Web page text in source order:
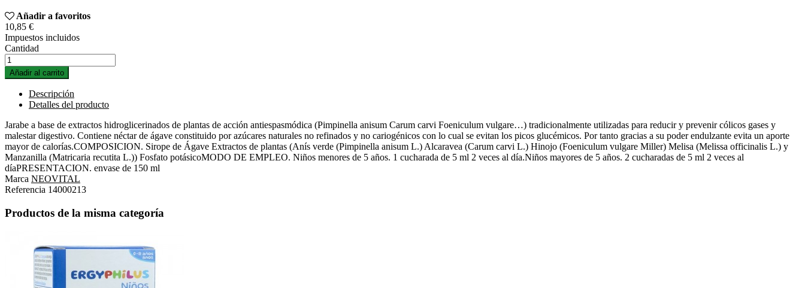
Añadir a favoritos
10,85 €
Impuestos incluidos
Cantidad
Añadir al carrito
Descripción
Detalles del producto
Jarabe a base de extractos hidroglicerinados de plantas de acción antiespasmódica (Pimpinella anisum Carum carvi Foeniculum vulgare…) tradicionalmente utilizadas para reducir y prevenir cólicos gases y
malestar digestivo. Contiene néctar de ágave constituido por azúcares naturales no refinados y no cariogénicos con lo cual se evitan los picos glucémicos. Por tanto gracias a su poder endulzante evita un aporte
mayor de calorías.COMPOSICION. Sirope de Ágave Extractos de plantas (Anís verde (Pimpinella anisum L.) Alcaravea (Carum carvi L.) Hinojo (Foeniculum vulgare Miller) Melisa (Melissa officinalis L.) y
Manzanilla (Matricaria recutita L.)) Fosfato potásicoMODO DE EMPLEO. Niños menores de 5 años. 1 cucharada de 5 ml 2 veces al día.Niños mayores de 5 años. 2 cucharadas de 5 ml 2 veces al
díaPRESENTACION. envase de 150 ml
Marca NEOVITAL
Referencia 14000213
Productos de la misma categoría